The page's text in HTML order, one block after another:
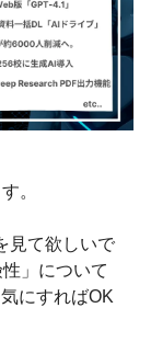
。
見て欲しいで
」について
にすればOK